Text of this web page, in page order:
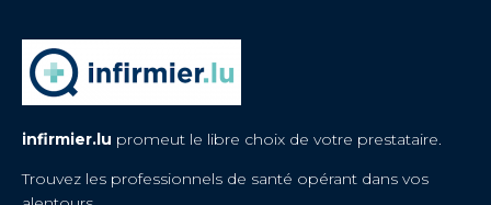
infirmier.lu promeut le libre choix de votre prestataire.
Trouvez les professionnels de santé opérant dans vos